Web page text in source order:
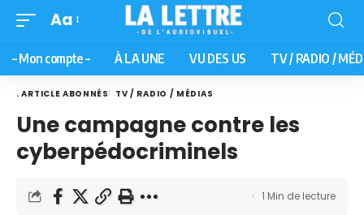
Aa
– Mon compte – À LA UNE VU DES US TV / RADIO /
. ARTICLE ABONNÉS TV / RADIO / MÉDIAS
Une campagne contre les
cyberpédocriminels
1 Min de lecture